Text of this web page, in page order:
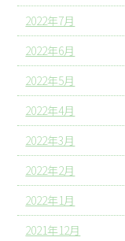
2022年7月
2022年6月
2022年5月
2022年4月
2022年3月
2022年2月
2022年1月
2021年12月